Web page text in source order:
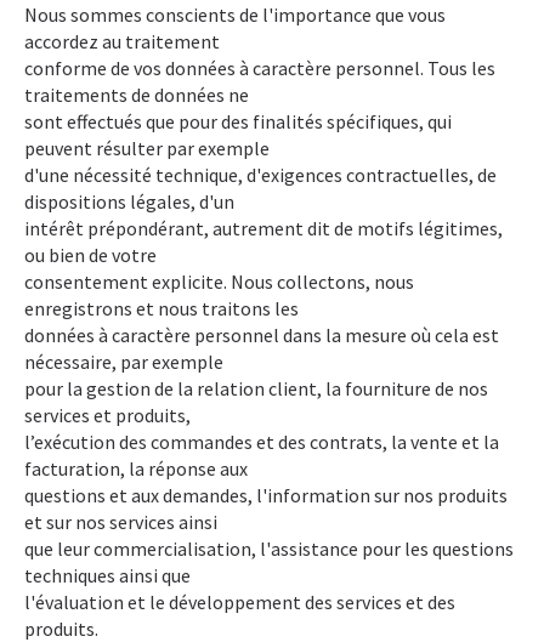
Nous sommes conscients de l'importance que vous
accordez au traitement
conforme de vos données à caractère personnel. Tous les
traitements de données ne
sont effectués que pour des finalités spécifiques, qui
peuvent résulter par exemple
d'une nécessité technique, d'exigences contractuelles, de
dispositions légales, d'un
intérêt prépondérant, autrement dit de motifs légitimes,
ou bien de votre
consentement explicite. Nous collectons, nous
enregistrons et nous traitons les
données à caractère personnel dans la mesure où cela est
nécessaire, par exemple
pour la gestion de la relation client, la fourniture de nos
services et produits,
l’exécution des commandes et des contrats, la vente et la
facturation, la réponse aux
questions et aux demandes, l'information sur nos produits
et sur nos services ainsi
que leur commercialisation, l'assistance pour les questions
techniques ainsi que
l'évaluation et le développement des services et des
produits.